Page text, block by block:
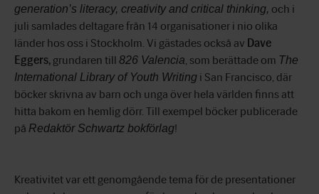
generation’s literacy, creativity and critical thinking, och i
juli samlades deltagare från 14 organisationer i nio olika
länder hos oss i Stockholm. Vi gästades också av Dave
Eggers, grundaren till 826 Valencia, som berättade om The
International Library of Youth Writing i San Francisco, där
böcker skrivna av barn och unga över hela världen finns att
hitta bakom en hemlig dörr. Till exempel böcker publicerade
på Redaktör Schwartz bokförlag!
Kreativitet var ett genomgående tema för de presentationer